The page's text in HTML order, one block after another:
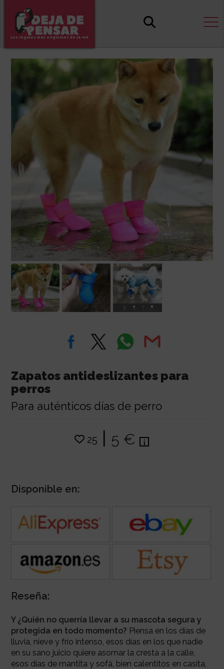
Los regalos más originales de la red
Zapatos antideslizantes para
perros
Para auténticos días de perro
25 | 5 €
Disponible en:
Reseña:
Y ¿Quién no querría llevar a su mascota segura y
protegida en todo momento? Piensa en los días de
lluvia, nieve y frío intenso, esos días en los que nadie
en su sano juicio quiere asomar la cresta a la calle,
esos días de mantita y sofá, bien calentitos en casita,